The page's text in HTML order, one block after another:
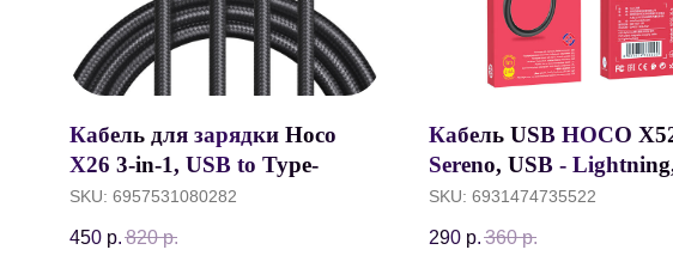
Кабель для зарядки Hoco
X26 3-in-1, USB to Type-
C/Lightning/micro USB, 2.4A,
1 метр, Черный+Красный
SKU: 6957531080282
450 р. 820 р.
Кабель USB HOCO
Sereno, USB -
м, черный, с магнитным
выходом
SKU: 6931474735522
290 р. 360 р.